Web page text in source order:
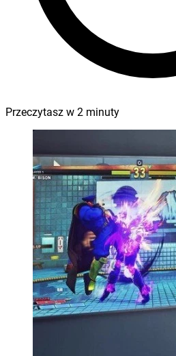
Przeczytasz w 2 minuty